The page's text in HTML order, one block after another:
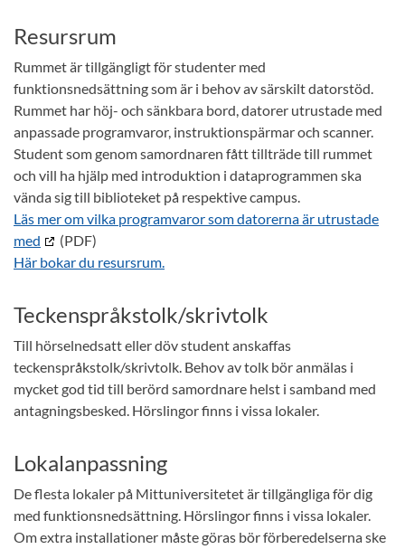
Resursrum
Rummet är tillgängligt för studenter med
funktionsnedsättning som är i behov av särskilt datorstöd.
Rummet har höj- och sänkbara bord, datorer utrustade med
anpassade programvaror, instruktionspärmar och scanner.
Student som genom samordnaren fått tillträde till rummet
och vill ha hjälp med introduktion i dataprogrammen ska
vända sig till biblioteket på respektive campus.
Läs mer om vilka programvaror som datorerna är utrustade
med
(PDF)
Här bokar du resursrum.
Teckenspråkstolk/skrivtolk
Till hörselnedsatt eller döv student anskaffas
teckenspråkstolk/skrivtolk. Behov av tolk bör anmälas i
mycket god tid till berörd samordnare helst i samband med
antagningsbesked. Hörslingor finns i vissa lokaler.
Lokalanpassning
De flesta lokaler på Mittuniversitetet är tillgängliga för dig
med funktionsnedsättning. Hörslingor finns i vissa lokaler.
Om extra installationer måste göras bör förberedelserna ske